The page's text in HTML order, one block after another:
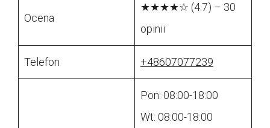
Ocena
★★★★☆ (4.7) – 30
opinii
Telefon +48607077239
Pon: 08:00-18:00
Wt: 08:00-18:00